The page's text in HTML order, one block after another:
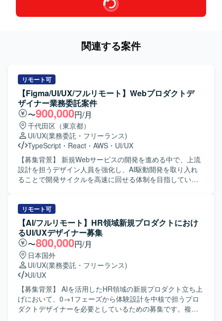
関連する案件
リモート可
【Figma/UI/UX/フルリモート】Webプロダクトデ
ザイナー業務委託案件
〜900,000円/月
千代田区（東京都）
UI/UX(業務委託・フリーランス)
TypeScript ・ React ・ AWS ・ UI/UX
【募集背景】 新規Webサービスの開発を進める中で、上流
設計を担うデザイン人員を強化し、AI駆動開発を取り入れ
ることで開発サイクルを高速に回せる体制を目指している
ます。ユーザーヒアリングを通じたニーズ・課題の把握、
ユーザーストーリーおよびユースケースの定義、業務フロ
ーの整理を行い、サービス全体の情報アーキテクチャ設計
と画面設計を実施していただきます。Figmaを用いたワイヤ
ーフレームやモックアップ、インタラクティブなプロトタ
イプの作成を行い、開発チームやステークホルダーと仕様
をすり合わせながら意思決定から実装までを一気通貫で推
進していただきます。また、競合サービスの調査・分析を
通じて自社サービスの改善点や差別化ポイントを明確に
し、実装後の動作確認や受入テスト、品質確認まで担当し
ていただきます。 【求める人物像】 素直で誠実に業務に向
リモート可
【AI/フルリモート】HR領域新規プロダクトにおけ
るUI/UXデザイナー募集
〜800,000円/月
日本国外
UI/UX(業務委託・フリーランス)
UI/UX
【募集背景】 AIを活用したHR領域の新規プロダクト立ち上
げにおいて、0→1フェーズから体験設計を中核で担うプロ
ダクトデザイナーを必要としているための募集です。複数